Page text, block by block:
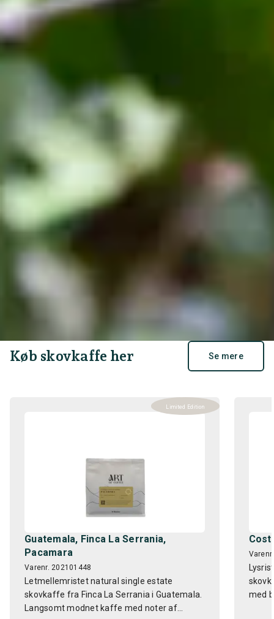
Køb skovkaffe her Se mere
Limited Edition
Guatemala, Finca La Serrania,
Pacamara
Varenr. 202101448
Letmellemristet natural single estate
skovkaffe fra Finca La Serrania i Guatemala.
Langsomt modnet kaffe med noter af...
med